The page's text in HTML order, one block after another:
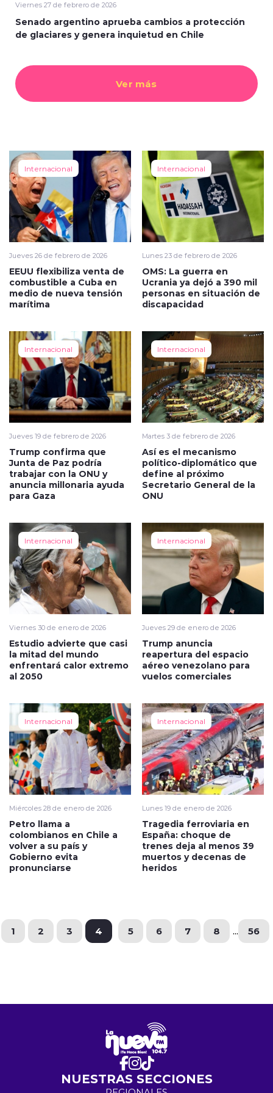
Viernes 27 de febrero de 2026
Senado argentino aprueba cambios a protección
de glaciares y genera inquietud en Chile
Ver más
Internacional
Jueves 26 de febrero de 2026
EEUU flexibiliza venta de
combustible a Cuba en
medio de nueva tensión
marítima
Internacional
Lunes 23 de febrero de 2026
OMS: La guerra en
Ucrania ya dejó a 390 mil
personas en situación de
discapacidad
Internacional
Jueves 19 de febrero de 2026
Trump confirma que
Junta de Paz podría
trabajar con la ONU y
anuncia millonaria ayuda
para Gaza
Internacional
Martes 3 de febrero de 2026
Así es el mecanismo
político-diplomático que
define al próximo
Secretario General de la
ONU
Internacional
Viernes 30 de enero de 2026
Estudio advierte que casi
la mitad del mundo
enfrentará calor extremo
al 2050
Internacional
Jueves 29 de enero de 2026
Trump anuncia
reapertura del espacio
aéreo venezolano para
vuelos comerciales
Internacional
Miércoles 28 de enero de 2026
Petro llama a
colombianos en Chile a
volver a su país y
Gobierno evita
pronunciarse
Internacional
Lunes 19 de enero de 2026
Tragedia ferroviaria en
España: choque de
trenes deja al menos 39
muertos y decenas de
heridos
1 2 3 4 5 6 7 8 ... 56
NUESTRAS SECCIONES